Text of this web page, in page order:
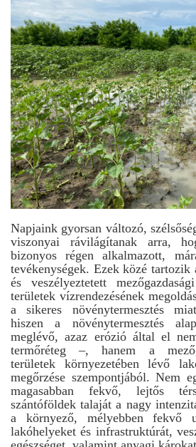
Napjaink gyorsan változó,
viszonyai rávilágítanak arra,
bizonyos régen alkalmazott,
tevékenységek. Ezek közé
és veszélyeztetett
területek vízrendezésének
a sikeres növénytermesztés
hiszen a növénytermesztés
meglévő, azaz erózió által el
termőréteg –, hanem a
területek környezetében lévő
megőrzése szempontjából. Nem
magasabban fekvő, lejtős
szántóföldek talaját a nagy
a környező, mélyebben fekvő
lakóhelyeket és infrastruktúrát,